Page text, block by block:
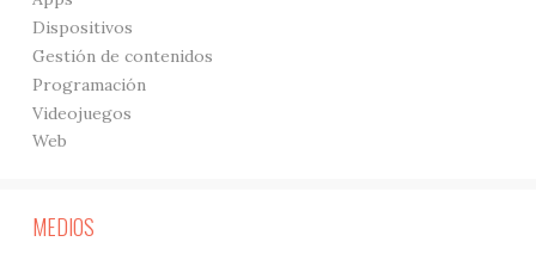
Dispositivos
Gestión de contenidos
Programación
Videojuegos
Web
MEDIOS